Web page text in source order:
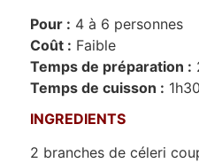
Pour : 4 à 6 personnes
Coût : Faible
Temps de préparation :
Temps de cuisson : 1h30
INGREDIENTS
2 branches de céleri